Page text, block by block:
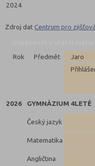
2024
Zdroj datCentrum pro
Rok
Předmět
Jaro
2026 GYMNÁZIUM 4LETÉ
Český jazyk
Matematika
Angličtina